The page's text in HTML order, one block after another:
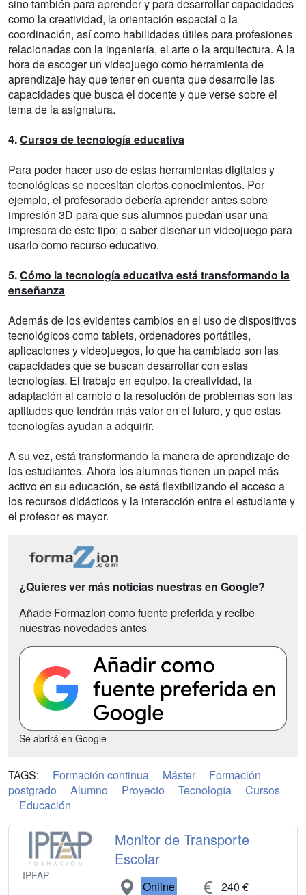
sino también para aprender y para desarrollar capacidades
como la creatividad, la orientación espacial o la
coordinación, así como habilidades útiles para profesiones
relacionadas con la ingeniería, el arte o la arquitectura. A la
hora de escoger un videojuego como herramienta de
aprendizaje hay que tener en cuenta que desarrolle las
capacidades que busca el docente y que verse sobre el
tema de la asignatura.
4.Cursos de tecnología educativa
Para poder hacer uso de estas herramientas digitales y
tecnológicas se necesitan ciertos conocimientos. Por
ejemplo, el profesorado debería aprender antes sobre
impresión 3D para que sus alumnos puedan usar una
impresora de este tipo; o saber diseñar un videojuego para
usarlo como recurso educativo.
5.Cómo la tecnología educativa está transformando la
enseñanza
Además de los evidentes cambios en el uso de dispositivos
tecnológicos como tablets, ordenadores portátiles,
aplicaciones y videojuegos, lo que ha cambiado son las
capacidades que se buscan desarrollar con estas
tecnologías. El trabajo en equipo, la creatividad, la
adaptación al cambio o la resolución de problemas son las
aptitudes que tendrán más valor en el futuro, y que estas
tecnologías ayudan a adquirir.
A su vez, está transformando la manera de aprendizaje de
los estudiantes. Ahora los alumnos tienen un papel más
activo en su educación, se está flexibilizando el acceso a
los recursos didácticos y la interacción entre el estudiante y
el profesor es mayor.
¿Quieres ver más noticias nuestras en Google?
Añade Formazion como fuente preferida y recibe
nuestras novedades antes
Se abrirá en Google
TAGS: Formación continua Máster
Formación
postgrado
Alumno Proyecto Tecnología
Cursos
Educación
IPFAP
Monitor de Transporte
Escolar
Online 240 €